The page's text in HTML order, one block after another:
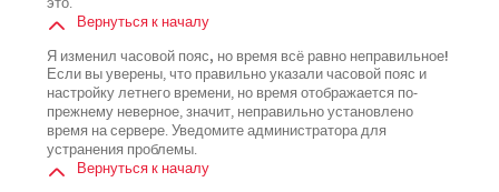
Вернуться к началу
Я изменил часовой пояс, но время всё равно неправильное!
Если вы уверены, что правильно указали часовой пояс и
настройку летнего времени, но время отображается по-
прежнему неверное, значит, неправильно установлено
время на сервере. Уведомите администратора для
устранения проблемы.
Вернуться к началу